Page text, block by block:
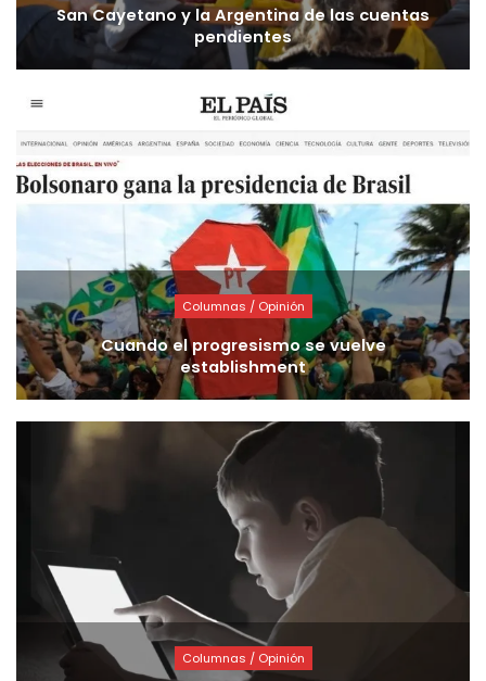
San Cayetano y la Argentina de las cuentas
pendientes
Columnas / Opinión
Cuando el progresismo se vuelve
establishment
Columnas / Opinión